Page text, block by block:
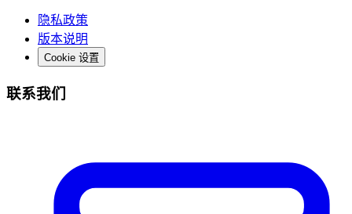
隐私政策
版本说明
Cookie 设置
联系我们